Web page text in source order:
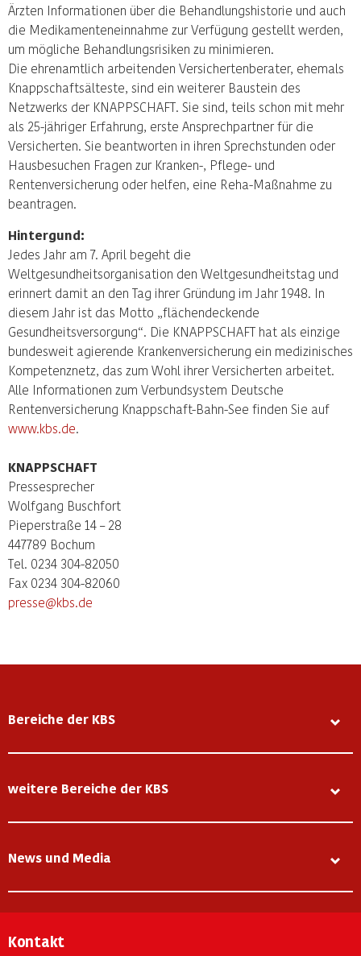
Ärzten Informationen über die Behandlungshistorie und auch
die Medikamenteneinnahme zur Verfügung gestellt werden,
um mögliche Behandlungsrisiken zu minimieren.
Die ehrenamtlich arbeitenden Versichertenberater, ehemals
Knappschaftsälteste, sind ein weiterer Baustein des
Netzwerks der KNAPPSCHAFT. Sie sind, teils schon mit mehr
als 25-jähriger Erfahrung, erste Ansprechpartner für die
Versicherten. Sie beantworten in ihren Sprechstunden oder
Hausbesuchen Fragen zur Kranken-, Pflege- und
Rentenversicherung oder helfen, eine Reha-Maßnahme zu
beantragen.
Hintergund:
Jedes Jahr am 7. April begeht die
Weltgesundheitsorganisation den Weltgesundheitstag und
erinnert damit an den Tag ihrer Gründung im Jahr 1948. In
diesem Jahr ist das Motto „flächendeckende
Gesundheitsversorgung“. Die KNAPPSCHAFT hat als einzige
bundesweit agierende Krankenversicherung ein medizinisches
Kompetenznetz, das zum Wohl ihrer Versicherten arbeitet.
Alle Informationen zum Verbundsystem Deutsche
Rentenversicherung Knappschaft-Bahn-See finden Sie auf
www.kbs.de.
KNAPPSCHAFT
Pressesprecher
Wolfgang Buschfort
Pieperstraße 14 – 28
447789 Bochum
Tel. 0234 304-82050
Fax 0234 304-82060
presse@kbs.de
Bereiche der KBS
weitere Bereiche der KBS
News und Media
Kontakt